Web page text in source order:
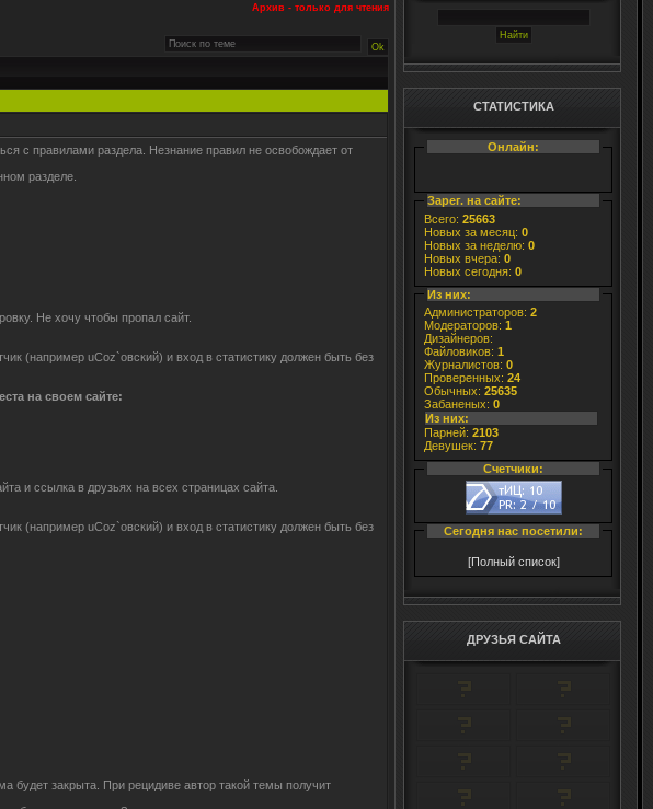
Архив - только для чтения
с правилами раздела. Незнание правил не освобождает от
разделе.
Не хочу чтобы пропал сайт.
(например uCoz`овский) и вход в статистику должен быть без
на своем сайте:
и ссылка в друзьях на всех страницах сайта.
(например uCoz`овский) и вход в статистику должен быть без
закрыта. При рецидиве автор такой темы получит
СТАТИСТИКА
Онлайн:
Зарег. на сайте:
Всего: 25663
Новых за месяц: 0
Новых за неделю: 0
Новых вчера: 0
Новых сегодня: 0
Из них:
Администраторов: 2
Модераторов: 1
Дизайнеров:
Файловиков: 1
Журналистов: 0
Проверенных: 24
Обычных: 25635
Забаненых: 0
Из них:
Парней: 2103
Девушек: 77
Счетчики:
Сегодня нас посетили:
[Полный список]
ДРУЗЬЯ САЙТА